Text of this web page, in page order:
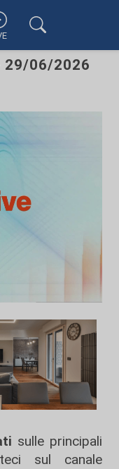
29/06/2026
sulle principali
sul canale